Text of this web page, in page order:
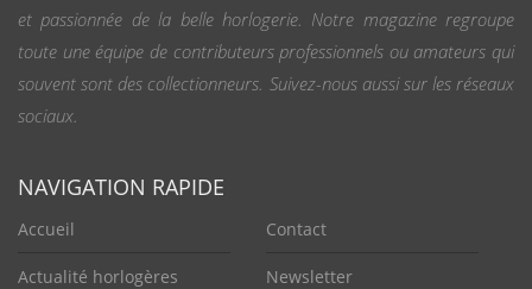
et passionnée de la belle horlogerie. Notre magazine regroupe
toute une équipe de contributeurs professionnels ou amateurs qui
souvent sont des collectionneurs. Suivez-nous aussi sur les réseaux
sociaux.
NAVIGATION RAPIDE
Accueil
Actualité horlogères
Contact
Newsletter